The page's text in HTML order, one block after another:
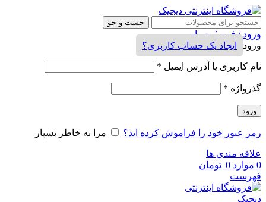
جست و جو
ورود / فرم ثبت نام
ورود
ایجاد یک حساب کاربری؟
نام کاربری یا آدرس ایمیل *
گذرواژه *
ورود
رمز عبور خود را فراموش کرده اید؟ مرا به خاطر بسپار
علاقه مندی ها
0 موارد 0 تومان
فهرست